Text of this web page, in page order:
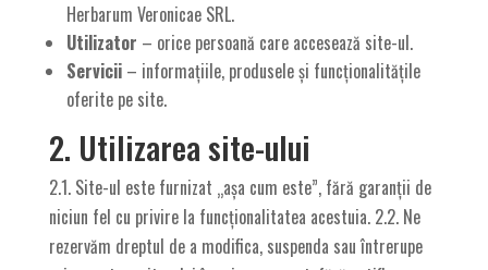
Herbarum Veronicae SRL.
Utilizator – orice persoană care accesează site-ul.
Servicii– informațiile, produsele și funcționalitățile
oferite pe site.
2. Utilizarea site-ului
2.1. Site-ul este furnizat „așa cum este”, fără garanții de
niciun fel cu privire la funcționalitatea acestuia. 2.2. Ne
rezervăm dreptul de a modifica, suspenda sau întrerupe